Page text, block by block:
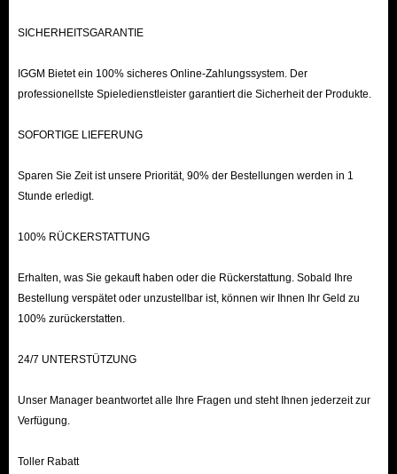
SICHERHEITSGARANTIE
IGGM Bietet ein 100% sicheres Online-Zahlungssystem. Der
professionellste Spieledienstleister garantiert die Sicherheit der Produkte.
SOFORTIGE LIEFERUNG
Sparen Sie Zeit ist unsere Priorität, 90% der Bestellungen werden in 1
Stunde erledigt.
100% RÜCKERSTATTUNG
Erhalten, was Sie gekauft haben oder die Rückerstattung. Sobald Ihre
Bestellung verspätet oder unzustellbar ist, können wir Ihnen Ihr Geld zu
100% zurückerstatten.
24/7 UNTERSTÜTZUNG
Unser Manager beantwortet alle Ihre Fragen und steht Ihnen jederzeit zur
Verfügung.
Toller Rabatt